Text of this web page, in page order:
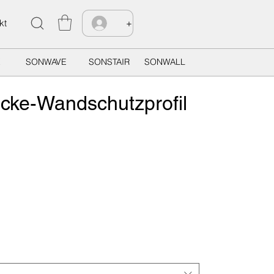
+
SONWAVE SONSTAIR SONWALL
Wandschutzprofil